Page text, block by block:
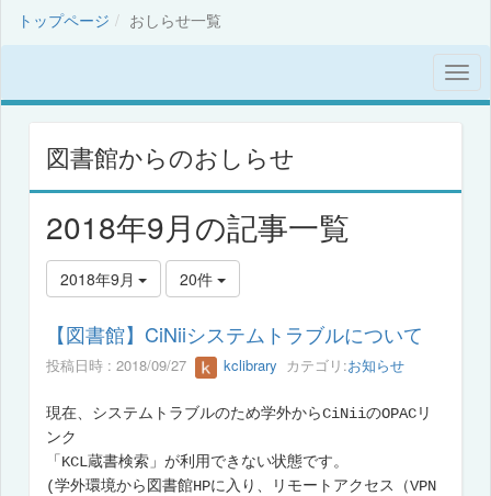
トップページ おしらせ一覧
図書館からのおしらせ
2018年9月の記事一覧
2018年9月 20件
【図書館】CiNiiシステムトラブルについて
投稿日時 : 2018/09/27 kclibrary カテゴリ:お知らせ
現在、システムトラブルのため学外からCiNiiのOPACリ
ンク
「KCL蔵書検索」が利用できない状態です。
(学外環境から図書館HPに入り、リモートアクセス（VPN